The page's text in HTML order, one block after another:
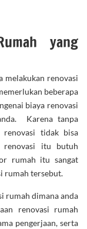
yang
melakukan renovasi
beberapa
biaya renovasi
Karena tanpa
renovasi tidak bisa
renovasi itu butuh
rumah itu sangat
rumah tersebut.
rumah dimana anda
renovasi rumah
pengerjaan, serta